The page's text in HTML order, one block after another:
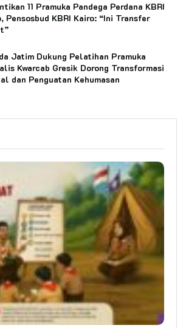
11 Pramuka Pandega Perdana KBRI
Pensosbud KBRI Kairo: “Ini Transfer
Jatim Dukung Pelatihan Pramuka
Kwarcab Gresik Dorong Transformasi
dan Penguatan Kehumasan